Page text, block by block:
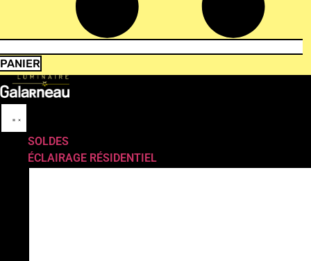
PANIER
SOLDES
ÉCLAIRAGE RÉSIDENTIEL